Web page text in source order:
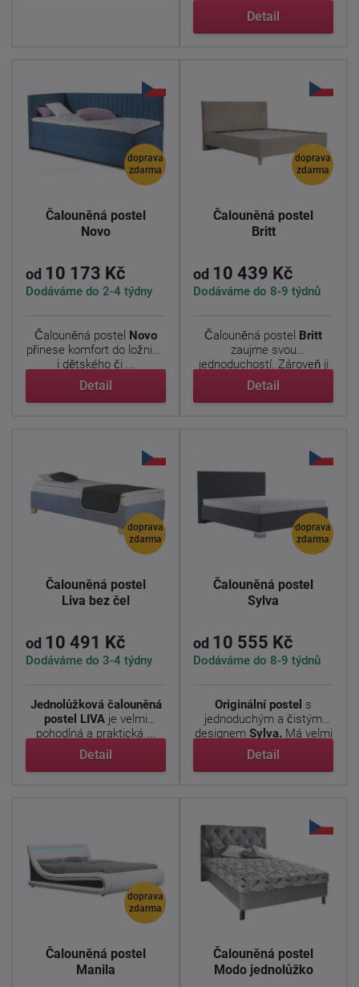
Detail
doprava
zdarma
Čalouněná postel
Novo
od 10 173 Kč
Dodáváme do 2-4 týdny
Čalouněná postel Novo
přinese komfort do ložnice
i dětského či ...
Detail
doprava
zdarma
Čalouněná postel
Britt
od 10 439 Kč
Dodáváme do 8-9 týdnů
Čalouněná postel Britt
zaujme svou
jednoduchostí. Zároveň ji
díky své ...
Detail
doprava
zdarma
Čalouněná postel
Liva bez čel
od 10 491 Kč
Dodáváme do 3-4 týdny
Jednolůžková čalouněná
postel LIVA je velmi
pohodlná a praktická ...
Detail
doprava
zdarma
Čalouněná postel
Sylva
od 10 555 Kč
Dodáváme do 8-9 týdnů
Originální postel s
jednoduchým a čistým
designem Sylva. Má velmi
...
Detail
doprava
zdarma
Čalouněná postel
Manila
Čalouněná postel
Modo jednolůžko